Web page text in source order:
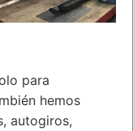
para
hemos
autogiros,